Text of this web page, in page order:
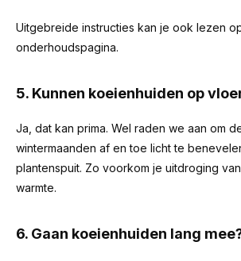
Uitgebreide instructies kan je ook lezen
onderhoudspagina.
5. Kunnen koeienhuiden op
Ja, dat kan prima. Wel raden we aan om
wintermaanden af en toe licht te
plantenspuit. Zo voorkom je uitdroging
warmte.
6. Gaan koeienhuiden lang